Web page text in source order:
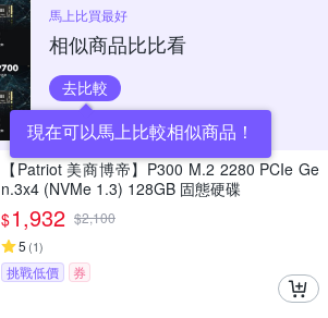
馬上比買最好
相似商品比比看
去比較
現在可以馬上比較相似商品！
【Patriot 美商博帝】P300 M.2 2280 PCIe Ge
n.3x4 (NVMe 1.3) 128GB 固態硬碟
$1,932 $2,100
5 (1)
挑戰低價 券